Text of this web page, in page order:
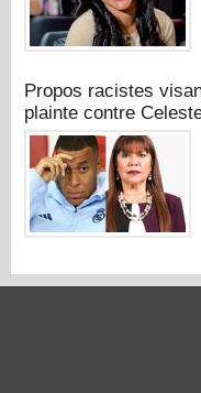
Propos racistes
plainte contre